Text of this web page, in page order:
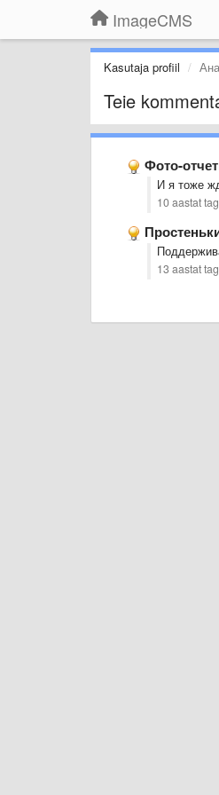
ImageCMS
Kasutaja profiil
Teie
Фото-
И я тоже
10 aastat
13 aastat